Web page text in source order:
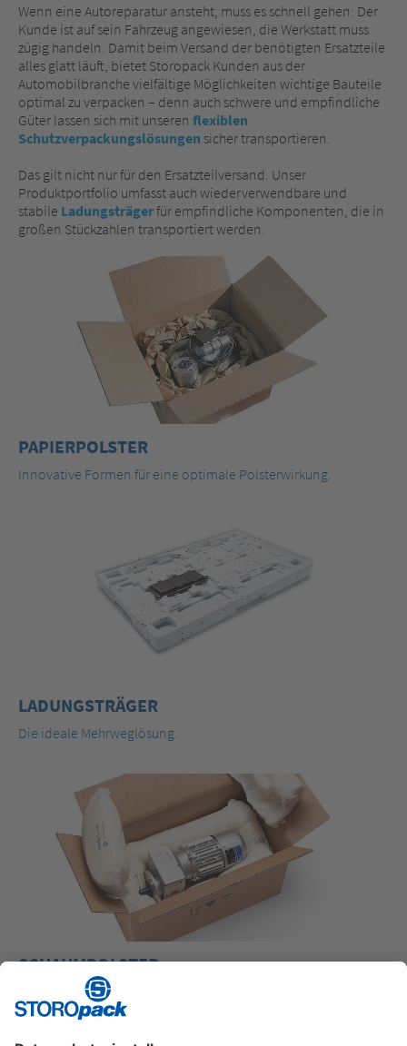
Wenn eine Autoreparatur ansteht, muss es schnell gehen: Der
Kunde ist auf sein Fahrzeug angewiesen, die Werkstatt muss
zügig handeln. Damit beim Versand der benötigten Ersatzteile
alles glatt läuft, bietet Storopack Kunden aus der
Automobilbranche vielfältige Möglichkeiten wichtige Bauteile
optimal zu verpacken – denn auch schwere und empfindliche
Güter lassen sich mit unseren flexiblen
Schutzverpackungslösungen sicher transportieren.
Das gilt nicht nur für den Ersatzteilversand. Unser
Produktportfolio umfasst auch wiederverwendbare und
stabile Ladungsträgerfür empfindliche Komponenten, die in
großen Stückzahlen transportiert werden.
PAPIERPOLSTER
Innovative Formen für eine optimale Polsterwirkung.
LADUNGSTRÄGER
Die ideale Mehrweglösung.
SCHAUMPOLSTER
Passgenaue Schutzverpackungslösung direkt am Packplatz.